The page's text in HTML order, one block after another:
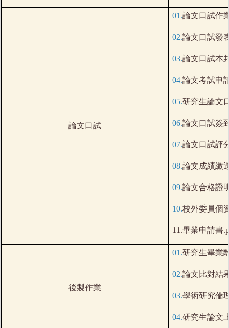
論文口試
01.論文口試作
02.論文口試發
03.論文口試本
04.論文考試申
05.研究生論文
06.論文口試簽
07.論文口試評
08.論文成績繳
09.論文合格證
10.校外委員個
11.畢業申請書
後製作業
01.研究生畢業
02.論文比對結
03.學術研究倫
04.研究生論文